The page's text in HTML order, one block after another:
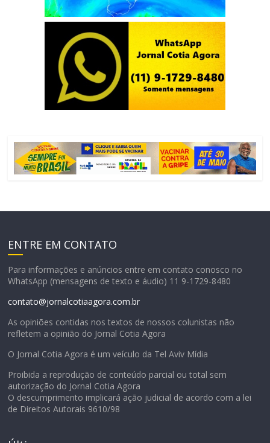
ENTRE EM CONTATO
Para informações e anúncios entre em contato conosco no
WhatsApp (mensagens de texto e áudio) 11 9-1729-8480
contato@jornalcotiaagora.com.br
As opiniões contidas nos textos de nossos colunistas não
refletem a opinião do Jornal Cotia Agora
O Jornal Cotia Agora é um veículo da Tel Aviv Mídia
Proibida a reprodução de conteúdo parcial ou total sem
autorização do Jornal Cotia Agora
O descumprimento implicará ação judicial de acordo com a lei
de Direitos Autorais 9610/98